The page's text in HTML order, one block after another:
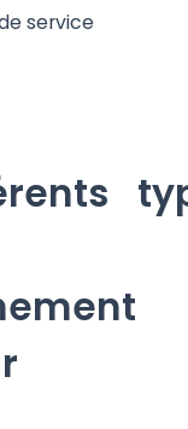
service